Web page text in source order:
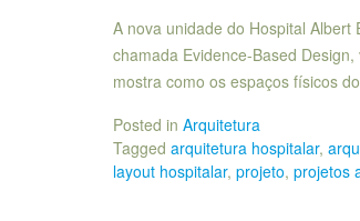
A nova unidade do Hospital
chamada Evidence-Based
mostra como os espaços físicos
Posted in Arquitetura
Tagged arquitetura hospitalar,
layout hospitalar, projeto, projetos